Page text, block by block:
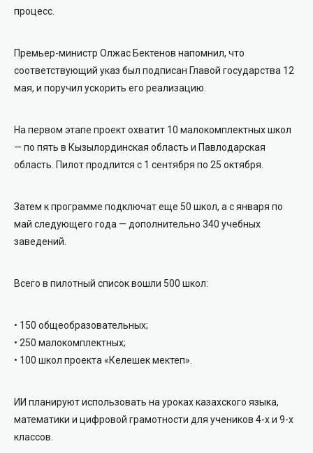
процесс.
Премьер-министр Олжас Бектенов напомнил, что
соответствующий указ был подписан Главой государства 12
мая, и поручил ускорить его реализацию.
На первом этапе проект охватит 10 малокомплектных школ
— по пять в Кызылординская область и Павлодарская
область. Пилот продлится с 1 сентября по 25 октября.
Затем к программе подключат еще 50 школ, а с января по
май следующего года — дополнительно 340 учебных
заведений.
Всего в пилотный список вошли 500 школ:
• 150 общеобразовательных;
• 250 малокомплектных;
• 100 школ проекта «Келешек мектеп».
ИИ планируют использовать на уроках казахского языка,
математики и цифровой грамотности для учеников 4-х и 9-х
классов.